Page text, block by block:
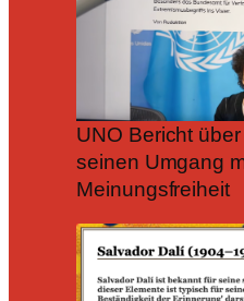
UNO Bericht
seinen Umgang
Meinungsfreiheit